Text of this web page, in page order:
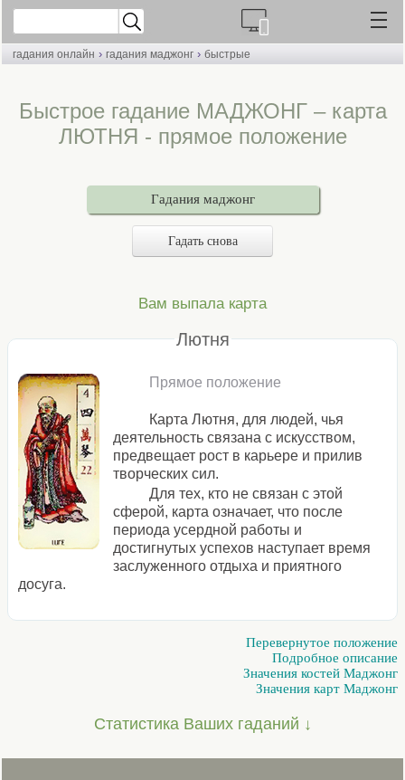
гадания онлайн › гадания маджонг › быстрые
Быстрое гадание МАДЖОНГ – карта
ЛЮТНЯ - прямое положение
Гадания маджонг
Гадать снова
Вам выпала карта
Лютня
Прямое положение
Карта Лютня, для людей, чья
деятельность связана с искусством,
предвещает рост в карьере и прилив
творческих сил.
Для тех, кто не связан с этой
сферой, карта означает, что после
периода усердной работы и
достигнутых успехов наступает время
заслуженного отдыха и приятного
досуга.
Перевернутое положение
Подробное описание
Значения костей Маджонг
Значения карт Маджонг
Статистика Ваших гаданий ↓